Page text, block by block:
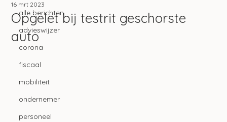
alle berichten
advieswijzer
corona
fiscaal
mobiliteit
ondernemer
personeel
Opgelet bij testrit geschorste
auto
16 mrt 2023